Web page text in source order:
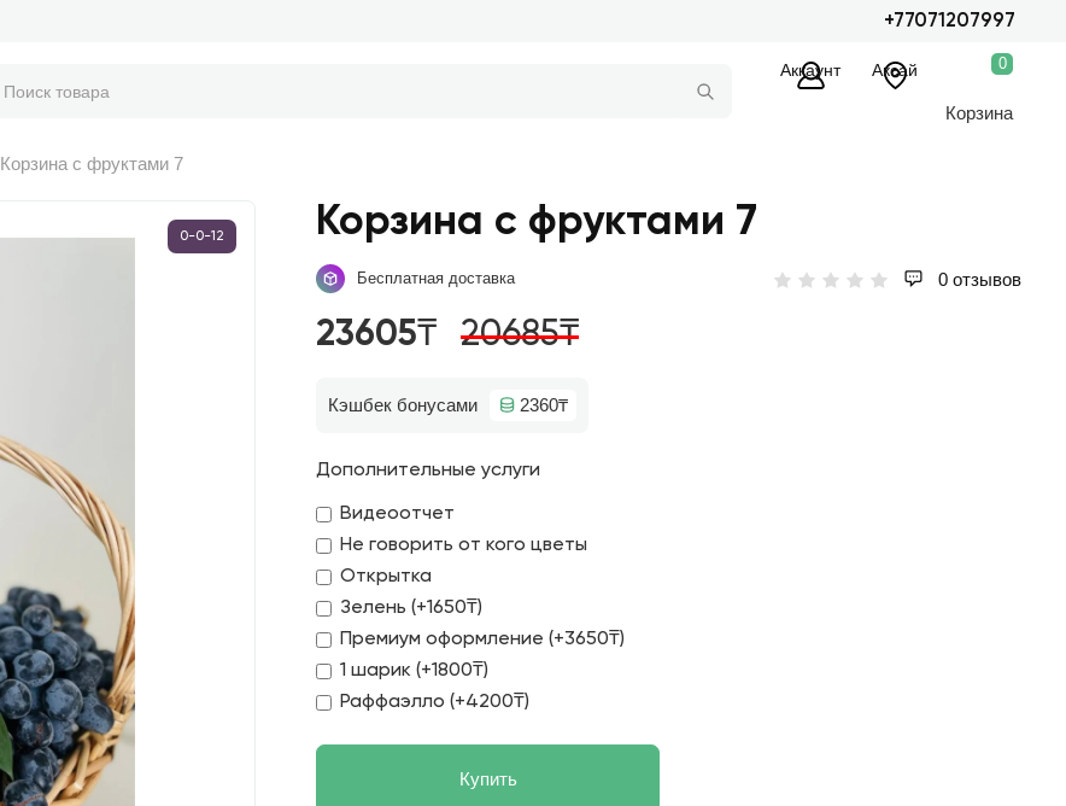
+77071207997
Аккаунт Аксай 0
Корзина
Корзина с фруктами 7
0-0-12 Корзина с фруктами 7
Бесплатная доставка 0 отзывов
23605₸ 20685₸
Кэшбек бонусами 2360₸
Дополнительные услуги
Видеоотчет
Не говорить от кого цветы
Открытка
Зелень (+1650₸)
Премиум оформление (+3650₸)
1 шарик (+1800₸)
Раффаэлло (+4200₸)
Купить